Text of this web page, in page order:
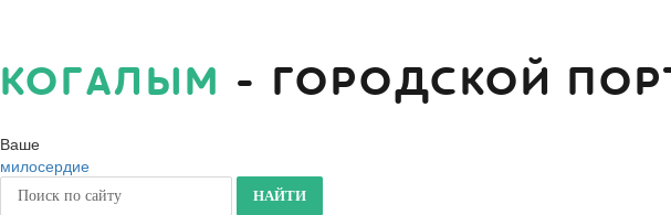
КОГАЛЫМ - ГОРОДСКОЙ
Ваше
милосердие